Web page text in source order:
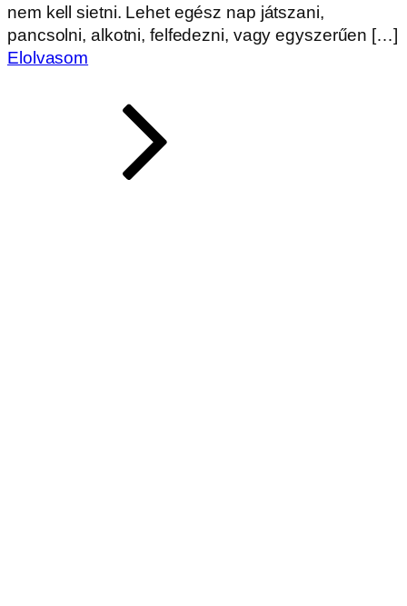
nem kell sietni. Lehet egész nap játszani,
pancsolni, alkotni, felfedezni, vagy egyszerűen […]
Elolvasom